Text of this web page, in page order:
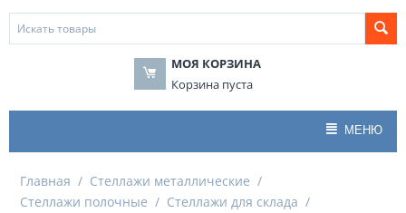
МОЯ КОРЗИНА
Корзина пуста
МЕНЮ
Главная / Стеллажи металлические /
Стеллажи полочные / Стеллажи для склада /